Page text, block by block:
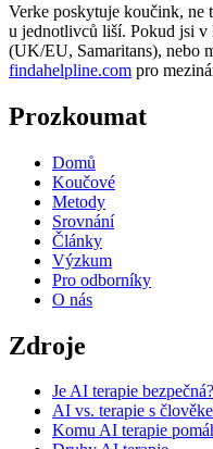
Verke poskytuje koučink, ne
u jednotlivců liší. Pokud jsi v
(UK/EU, Samaritans), nebo
findahelpline.com pro
Prozkoumat
Domů
Koučové
Metody
Srovnání
Články
Výzkum
Pro odborníky
O nás
Zdroje
Je AI terapie bezpečná?
AI vs. terapie s
Komu AI terapie